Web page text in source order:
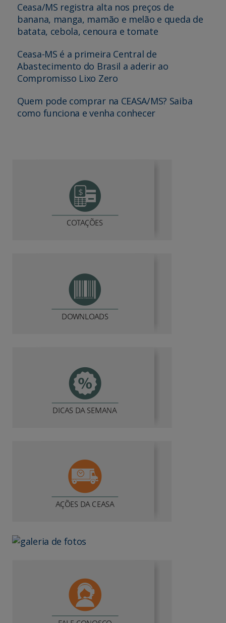
Ceasa/MS registra alta nos preços de
banana, manga, mamão e melão e queda de
batata, cebola, cenoura e tomate
Ceasa-MS é a primeira Central de
Abastecimento do Brasil a aderir ao
Compromisso Lixo Zero
Quem pode comprar na CEASA/MS? Saiba
como funciona e venha conhecer